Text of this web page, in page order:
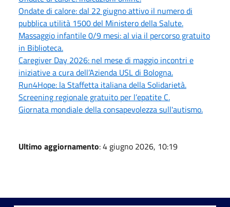
Ondate di calore: dal 22 giugno attivo il numero di
pubblica utilità 1500 del Ministero della Salute.
Massaggio infantile 0/9 mesi: al via il percorso gratuito
in Biblioteca.
Caregiver Day 2026: nel mese di maggio incontri e
iniziative a cura dell’Azienda USL di Bologna.
Run4Hope: la Staffetta italiana della Solidarietà.
Screening regionale gratuito per l’epatite C.
Giornata mondiale della consapevolezza sull'autismo.
Ultimo aggiornamento: 4 giugno 2026, 10:19